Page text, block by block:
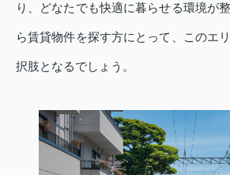
り、どなたでも快適に暮らせる環境が
ら賃貸物件を探す方にとって、このエ
択肢となるでしょう。